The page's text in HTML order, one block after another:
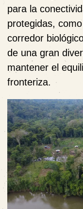
para la
protegidas,
corredor
de una gran
mantener el
fronteriza.